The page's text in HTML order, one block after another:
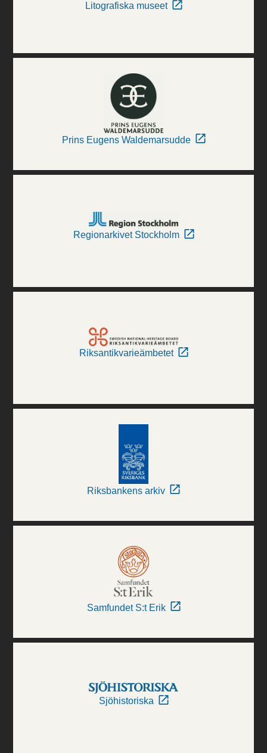
Litografiska museet
Prins Eugens Waldemarsudde
Regionarkivet Stockholm
Riksantikvarieämbetet
Riksbankens arkiv
Samfundet S:t Erik
Sjöhistoriska